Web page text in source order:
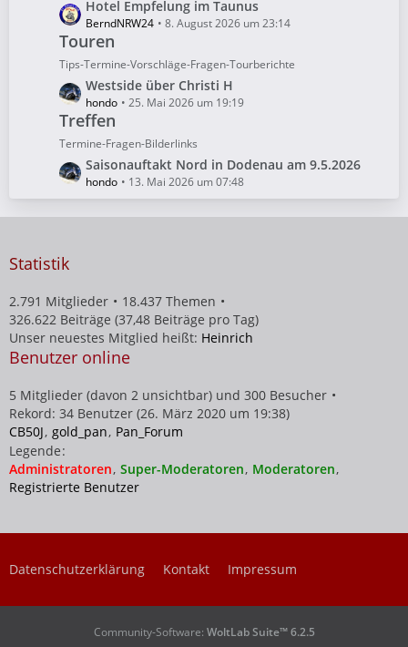
t
r
ä
g
e
L
e
t
z
e
B
i
t
r
Hotel Empfelung im Taunus
BerndNRW24 8. August 2026 um 23:14
Touren
Tips-Termine-Vorschläge-Fragen-Tourberichte
L
e
t
z
e
B
e
r
g
e
Westside über Christi H
hondo 25. Mai 2026 um 19:19
Treffen
Termine-Fragen-Bilderlinks
L
e
t
z
e
B
i
t
r
ä
e
Saisonauftakt Nord in Dodenau am 9.5.2026
hondo 13. Mai 2026 um 07:48
Statistik
2.791 Mitglieder
18.437 Themen
326.622 Beiträge (37,48 Beiträge pro Tag)
Unser neuestes Mitglied heißt: Heinrich
Benutzer online
5 Mitglieder (davon 2 unsichtbar) und 300 Besucher
Rekord: 34 Benutzer (26. März 2020 um 19:38)
CB50J gold_pan Pan_Forum
Legende
Administratoren Super-Moderatoren Moderatoren
Registrierte Benutzer
Datenschutzerklärung Kontakt Impressum
Community-Software: WoltLab Suite™ 6.2.5